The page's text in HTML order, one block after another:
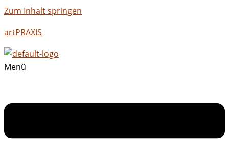
Zum Inhalt springen
artPRAXIS
Menü